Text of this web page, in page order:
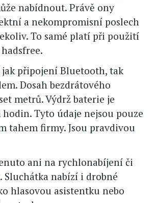
nabídnout. Právě ony
a nekompromisní poslech
To samé platí při použití
připojení Bluetooth, tak
Dosah bezdrátového
metrů. Výdrž baterie je
hodin. Tyto údaje nejsou pouze
tahem firmy. Jsou pravdivou
ani na rychlonabíjení či
Sluchátka nabízí i drobné
hlasovou asistentku nebo